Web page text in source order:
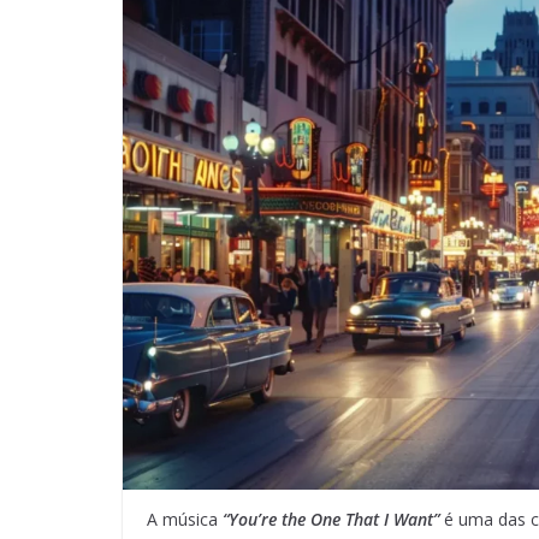
A música “You’re the One That I Want”é uma das